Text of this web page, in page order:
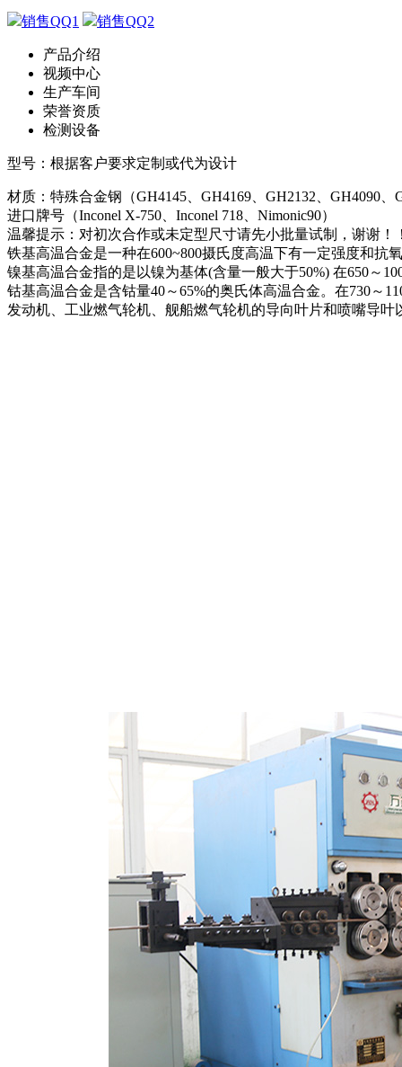
销售QQ1 销售QQ2
产品介绍
视频中心
生产车间
荣誉资质
检测设备
型号：根据客户要求定制或代为设计
材质：特殊合金钢（GH4145、GH4169、GH2132、GH4090、
进口牌号（Inconel X-750、Inconel 718、Nimonic90）
温馨提示：对初次合作或未定型尺寸请先小批量试制，谢谢！
铁基高温合金是一种在600~800摄氏度高温下有一定强度和
镍基高温合金指的是以镍为基体(含量一般大于50%) 在650～
钴基高温合金是含钴量40～65%的奥氏体高温合金。在730～
发动机、工业燃气轮机、舰船燃气轮机的导向叶片和喷嘴导叶